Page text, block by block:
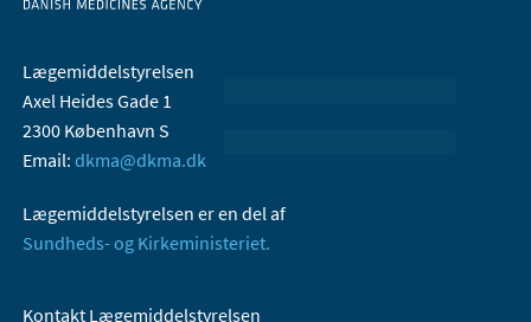
Lægemiddelstyrelsen
Axel Heides Gade 1
2300 København S
Email: dkma@dkma.dk
Lægemiddelstyrelsen er en del af
Sundheds- og Kirkeministeriet.
Kontakt Lægemiddelstyrelsen